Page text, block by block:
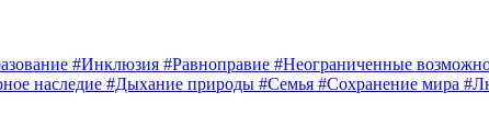
#Инклюзия #Равноправие #Неограниченные
наследие #Дыхание природы #Семья #Сохранение мира